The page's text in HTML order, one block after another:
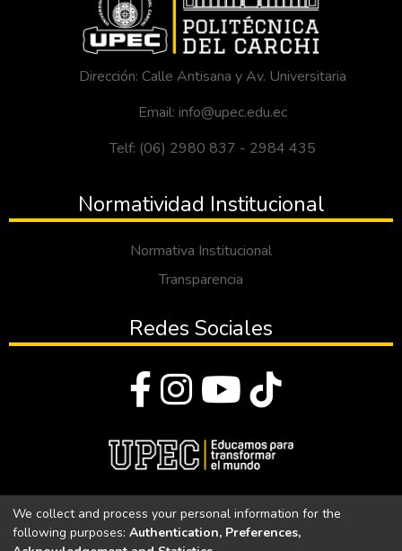
Dirección: Calle Antisana y Av. Universitaria
Email: info@upec.edu.ec
Telf: (06) 2980 837 - 2984 435
Normatividad Institucional
Normativa Institucional
Transparencia
Redes Sociales
Universidad Politécnica Estatal del Carchi
We collect and process your personal information for the
following purposes: Authentication, Preferences,